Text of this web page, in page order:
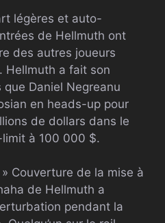
légères et auto-
de Hellmuth ont
des autres joueurs
Hellmuth a fait son
Daniel Negreanu
en heads-up pour
de dollars dans le
à 100 000 $.
» Couverture de la mise à
de Hellmuth a
pendant la